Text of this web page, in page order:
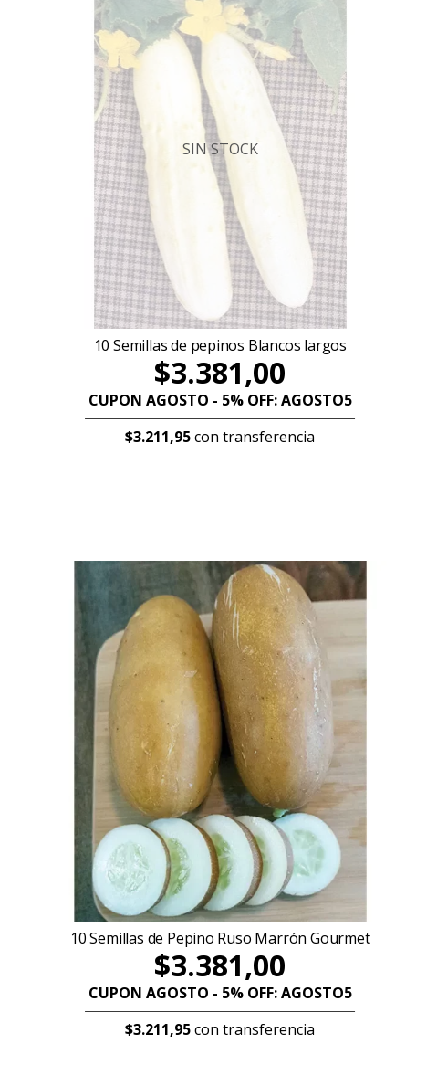
SIN STOCK
10 Semillas de pepinos Blancos largos
$3.381,00
CUPON AGOSTO - 5% OFF: AGOSTO5
$3.211,95con transferencia
10 Semillas de Pepino Ruso Marrón Gourmet
$3.381,00
CUPON AGOSTO - 5% OFF: AGOSTO5
$3.211,95con transferencia